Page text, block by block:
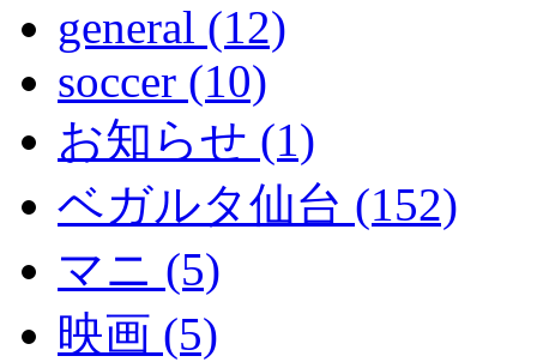
general (12)
soccer (10)
お知らせ (1)
ベガルタ仙台 (152)
マニ (5)
映画 (5)